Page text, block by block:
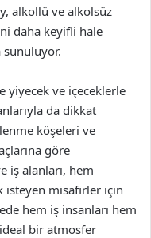
alkollü ve alkolsüz
daha keyifli hale
sunuluyor.
yiyecek ve içeceklerle
da dikkat
köşeleri ve
göre
iş alanları, hem
isteyen misafirler için
hem iş insanları hem
bir atmosfer